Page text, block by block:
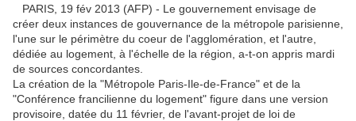
PARIS, 19 fév 2013 (AFP) - Le gouvernement envisage de
créer deux instances de gouvernance de la métropole parisienne,
l'une sur le périmètre du coeur de l'agglomération, et l'autre,
dédiée au logement, à l'échelle de la région, a-t-on appris mardi
de sources concordantes.
La création de la "Métropole Paris-Ile-de-France" et de la
"Conférence francilienne du logement" figure dans une version
provisoire, datée du 11 février, de l'avant-projet de loi de